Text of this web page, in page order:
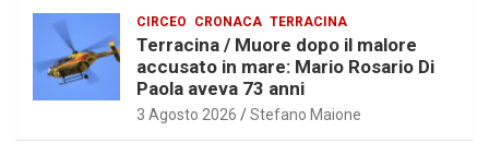
CIRCEO CRONACA TERRACINA
Terracina / Muore dopo il malore
accusato in mare: Mario Rosario Di
Paola aveva 73 anni
3 Agosto 2026 Stefano Maione